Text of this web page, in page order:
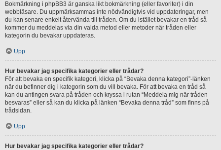
Bokmärkning i phpBB3 är ganska likt bokmärkning (eller favoriter) i din
webbläsare. Du uppmärksammas inte nödvändigtvis vid uppdateringar, men
du kan senare enkelt återvända till tråden. Om du istället bevakar en tråd så
kommer du meddelas via din valda metod eller metoder när tråden eller
kategorin du bevakar uppdateras.
Upp
Hur bevakar jag specifika kategorier eller trådar?
För att bevaka en specifik kategori, klicka på “Bevaka denna kategori”-länken
när du befinner dig i kategorin som du vill bevaka. För att bevaka en tråd så
kan du antingen svara på tråden och kryssa i rutan “Meddela mig när tråden
besvaras” eller så kan du klicka på länken “Bevaka denna tråd” som finns på
trådsidan.
Upp
Hur bevakar jag specifika kategorier eller trådar?